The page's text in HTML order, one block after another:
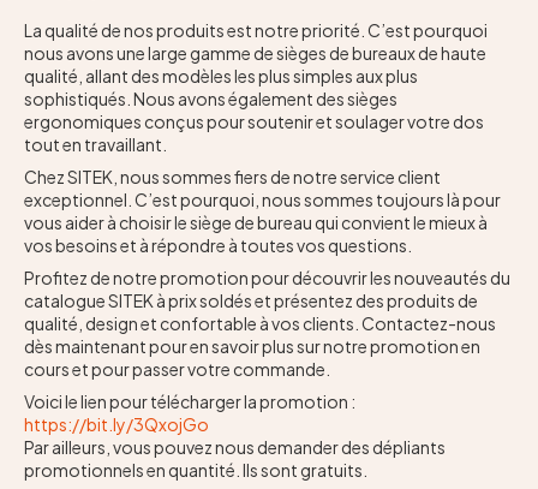
La qualité de nos produits est notre priorité. C’est pourquoi
nous avons une large gamme de sièges de bureaux de haute
qualité, allant des modèles les plus simples aux plus
sophistiqués. Nous avons également des sièges
ergonomiques conçus pour soutenir et soulager votre dos
tout en travaillant.
Chez SITEK, nous sommes fiers de notre service client
exceptionnel. C’est pourquoi, nous sommes toujours là pour
vous aider à choisir le siège de bureau qui convient le mieux à
vos besoins et à répondre à toutes vos questions.
Profitez de notre promotion pour découvrir les nouveautés du
catalogue SITEK à prix soldés et présentez des produits de
qualité, design et confortable à vos clients. Contactez-nous
dès maintenant pour en savoir plus sur notre promotion en
cours et pour passer votre commande.
Voici le lien pour télécharger la promotion :
https://bit.ly/3QxojGo
Par ailleurs, vous pouvez nous demander des dépliants
promotionnels en quantité. Ils sont gratuits.